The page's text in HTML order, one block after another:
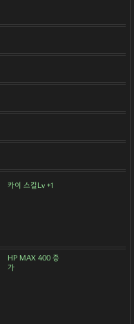
카이 스킬Lv +1
HP MAX 400 증
가